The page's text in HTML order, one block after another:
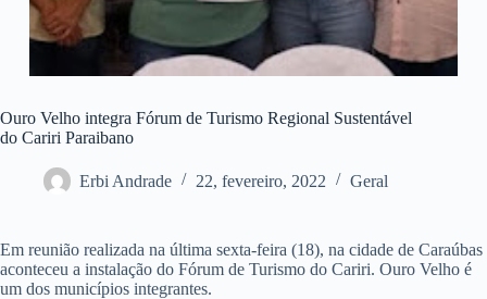
Ouro Velho integra Fórum de Turismo Regional Sustentável
do Cariri Paraibano
Erbi Andrade 22, fevereiro, 2022 Geral
Em reunião realizada na última sexta-feira (18), na cidade de Caraúbas
aconteceu a instalação do Fórum de Turismo do Cariri. Ouro Velho é
um dos municípios integrantes.